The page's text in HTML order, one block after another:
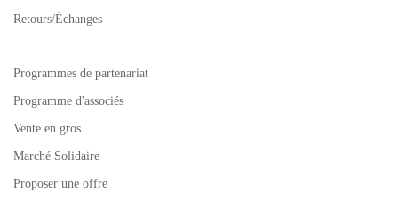
Retours/Échanges
Programmes de partenariat
Programme d'associés
Vente en gros
Marché Solidaire
Proposer une offre